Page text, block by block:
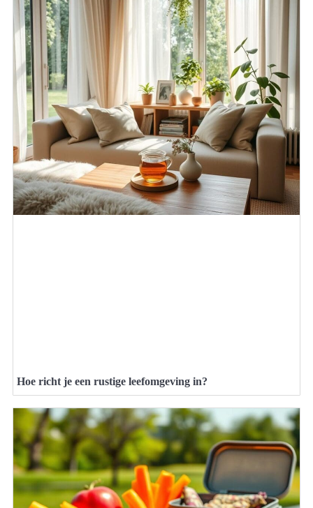
Hoe richt je een rustige leefomgeving in?